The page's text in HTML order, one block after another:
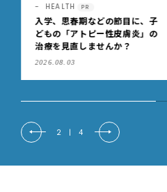
HEALTH PR
入学、思春期などの節目に、子
どもの「アトピー性皮膚炎」の
治療を見直しませんか？
2026.08.03
2 | 4